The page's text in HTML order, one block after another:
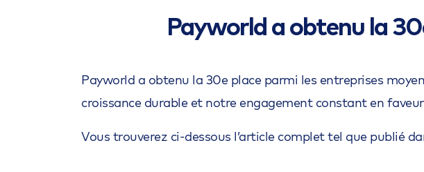
Payworld a obtenu la
Payworld a obtenu la 30e place parmi les entreprises
croissance durable et notre engagement constant en
Vous trouverez ci-dessous l’article complet tel que publié